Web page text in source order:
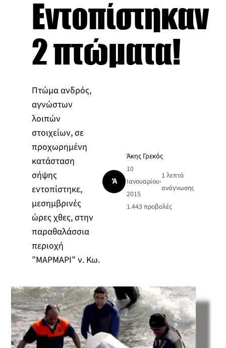
Εντοπίστηκαν
2 πτώματα!
Πτώμα ανδρός,
αγνώστων
λοιπών
στοιχείων, σε
προχωρημένη
κατάσταση
σήψης
εντοπίστηκε,
μεσημβρινές
ώρες χθες, στην
παραθαλάσσια
περιοχή
”ΜΑΡΜΑΡΙ” ν. Κω.
Ά
Άκης Γρεκός
10
Ιανουαρίου
2015
•
1 λεπτό
ανάγνωσης
1.443 προβολές